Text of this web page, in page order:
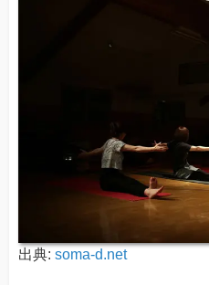
出典: soma-d.net